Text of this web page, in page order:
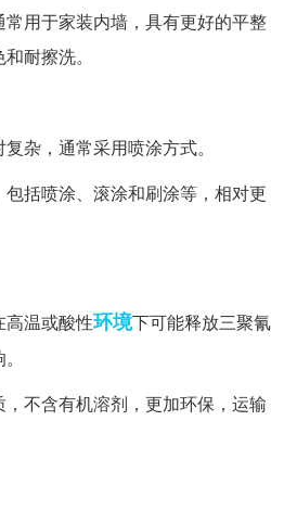
用于家装内墙，具有更好的平整
耐擦洗。
杂，通常采用喷涂方式。
括喷涂、滚涂和刷涂等，相对更
温或酸性环境下可能释放三聚氰
不含有机溶剂，更加环保，运输